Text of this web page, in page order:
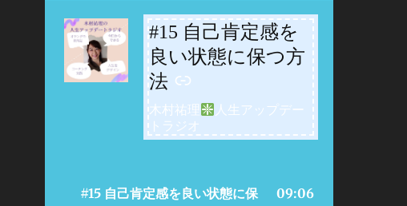
#15 自己肯定感を
良い状態に保つ方
法
-
木村祐理
人生アップデー
トラジオ
#15 自己肯定感を良い状態に保
09:06